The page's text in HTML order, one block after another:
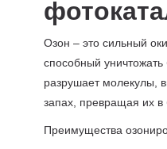
Озон – это сильный
способный
разрушает молекулы,
запах, превращая их в
Преимущества